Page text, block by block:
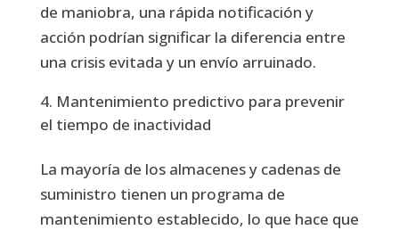
de maniobra, una rápida notificación y
acción podrían significar la diferencia entre
una crisis evitada y un envío arruinado.
Mantenimiento predictivo para prevenir
el tiempo de inactividad
La mayoría de los almacenes y cadenas de
suministro tienen un programa de
mantenimiento establecido, lo que hace que